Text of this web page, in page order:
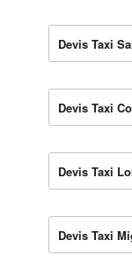
Devis Taxi
Devis Taxi
Devis Taxi
Devis Taxi